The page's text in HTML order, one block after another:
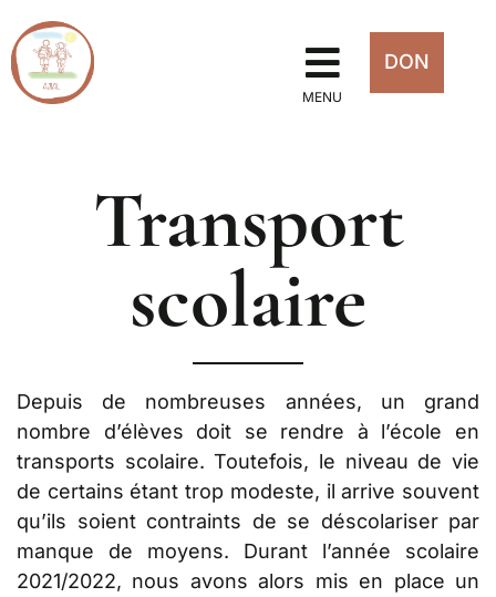
MENU
DON
Transport
scolaire
Depuis de nombreuses années, un grand
nombre d’élèves doit se rendre à l’école en
transports scolaire. Toutefois, le niveau de vie
de certains étant trop modeste, il arrive souvent
qu’ils soient contraints de se déscolariser par
manque de moyens. Durant l’année scolaire
2021/2022, nous avons alors mis en place un